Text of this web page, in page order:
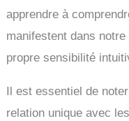
apprendre à
manifestent dans
propre sensibilité
Il est essentiel de
relation unique avec